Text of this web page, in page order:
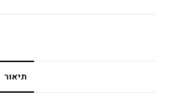
תיאור